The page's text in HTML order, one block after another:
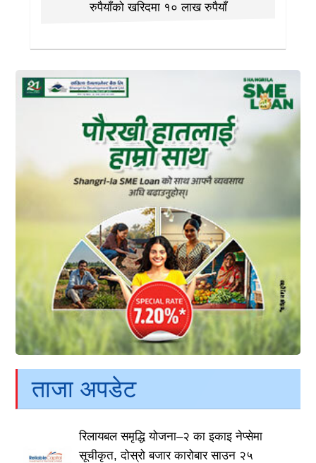
रुपैयाँको खरिदमा १० लाख रुपैयाँ
ताजा अपडेट
रिलायबल समृद्धि योजना–२ का इकाइ नेप्सेमा
सूचीकृत, दोस्रो बजार कारोबार साउन २५